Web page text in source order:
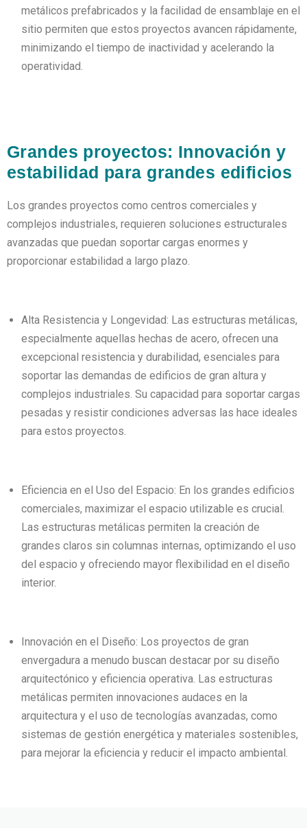
metálicos prefabricados y la facilidad de ensamblaje en el
sitio permiten que estos proyectos avancen rápidamente,
minimizando el tiempo de inactividad y acelerando la
operatividad.
Grandes proyectos: Innovación y
estabilidad para grandes edificios
Los grandes proyectos como centros comerciales y
complejos industriales, requieren soluciones estructurales
avanzadas que puedan soportar cargas enormes y
proporcionar estabilidad a largo plazo.
Alta Resistencia y Longevidad: Las estructuras metálicas,
especialmente aquellas hechas de acero, ofrecen una
excepcional resistencia y durabilidad, esenciales para
soportar las demandas de edificios de gran altura y
complejos industriales. Su capacidad para soportar cargas
pesadas y resistir condiciones adversas las hace ideales
para estos proyectos.
Eficiencia en el Uso del Espacio: En los grandes edificios
comerciales, maximizar el espacio utilizable es crucial.
Las estructuras metálicas permiten la creación de
grandes claros sin columnas internas, optimizando el uso
del espacio y ofreciendo mayor flexibilidad en el diseño
interior.
Innovación en el Diseño: Los proyectos de gran
envergadura a menudo buscan destacar por su diseño
arquitectónico y eficiencia operativa. Las estructuras
metálicas permiten innovaciones audaces en la
arquitectura y el uso de tecnologías avanzadas, como
sistemas de gestión energética y materiales sostenibles,
para mejorar la eficiencia y reducir el impacto ambiental.